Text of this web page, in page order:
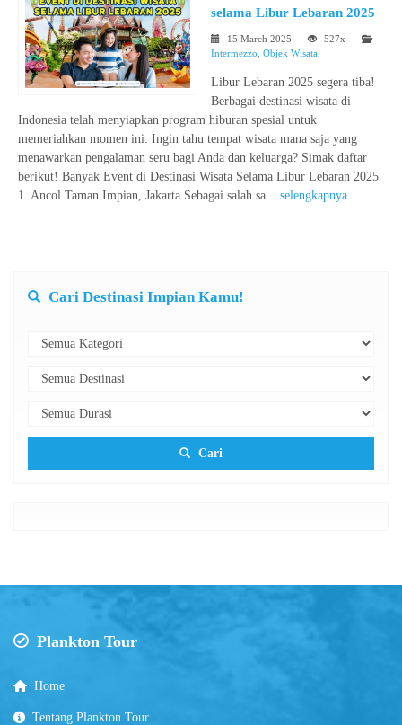
selama Libur Lebaran 2025
15 March 2025
527x
Intermezzo Objek Wisata
Libur Lebaran 2025 segera tiba!
Berbagai destinasi wisata di
Indonesia telah menyiapkan program hiburan spesial untuk
memeriahkan momen ini. Ingin tahu tempat wisata mana saja yang
menawarkan pengalaman seru bagi Anda dan keluarga? Simak daftar
berikut! Banyak Event di Destinasi Wisata Selama Libur Lebaran 2025
1. Ancol Taman Impian, Jakarta Sebagai salah sa... selengkapnya
Cari Destinasi Impian Kamu!
Cari
Plankton Tour
Home
Tentang Plankton Tour